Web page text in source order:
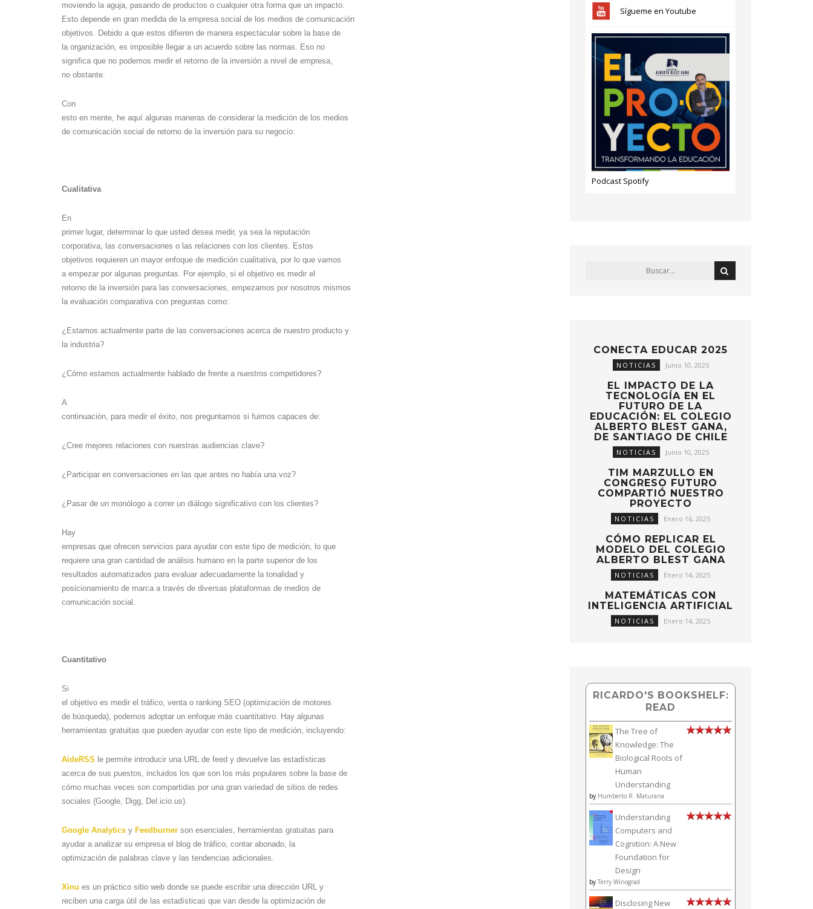
moviendo la aguja, pasando de productos o cualquier otra forma que un impacto.
Esto depende en gran medida de la empresa social de los medios de comunicación
objetivos. Debido a que estos difieren de manera espectacular sobre la base de
la organización, es imposible llegar a un acuerdo sobre las normas. Eso no
significa que no podemos medir el retorno de la inversión a nivel de empresa,
no obstante.
Con
esto en mente, he aquí algunas maneras de considerar la medición de los medios
de comunicación social de retorno de la inversión para su negocio:
Cualitativa
En
primer lugar, determinar lo que usted desea medir, ya sea la reputación
corporativa, las conversaciones o las relaciones con los clientes. Estos
objetivos requieren un mayor enfoque de medición cualitativa, por lo que vamos
a empezar por algunas preguntas. Por ejemplo, si el objetivo es medir el
retorno de la inversión para las conversaciones, empezamos por nosotros mismos
la evaluación comparativa con preguntas como:
¿Estamos actualmente parte de las conversaciones acerca de nuestro producto y
la industria?
¿Cómo estamos actualmente hablado de frente a nuestros competidores?
A
continuación, para medir el éxito, nos preguntamos si fuimos capaces de:
¿Cree mejores relaciones con nuestras audiencias clave?
¿Participar en conversaciones en las que antes no había una voz?
¿Pasar de un monólogo a correr un diálogo significativo con los clientes?
Hay
empresas que ofrecen servicios para ayudar con este tipo de medición, lo que
requiere una gran cantidad de análisis humano en la parte superior de los
resultados automatizados para evaluar adecuadamente la tonalidad y
posicionamiento de marca a través de diversas plataformas de medios de
comunicación social.
Cuantitativo
Si
el objetivo es medir el tráfico, venta o ranking SEO (optimización de motores
de búsqueda), podemos adoptar un enfoque más cuantitativo. Hay algunas
herramientas gratuitas que pueden ayudar con este tipo de medición, incluyendo:
AideRSS le permite introducir una URL de feed y devuelve las estadísticas
acerca de sus puestos, incluidos los que son los más populares sobre la base de
cómo muchas veces son compartidas por una gran variedad de sitios de redes
sociales (Google, Digg, Del.icio.us).
Google Analytics y Feedburner son esenciales, herramientas gratuitas para
ayudar a analizar su empresa el blog de tráfico, contar abonado, la
optimización de palabras clave y las tendencias adicionales.
Xinu es un práctico sitio web donde se puede escribir una dirección URL y
reciben una carga útil de las estadísticas que van desde la optimización de
Sígueme en Youtube
Podcast Spotify
CONECTA EDUCAR 2025
NOTICIAS Junio 10, 2025
EL IMPACTO DE LA
TECNOLOGÍA EN EL
FUTURO DE LA
EDUCACIÓN: EL COLEGIO
ALBERTO BLEST GANA,
DE SANTIAGO DE CHILE
NOTICIAS Junio 10, 2025
TIM MARZULLO EN
CONGRESO FUTURO
COMPARTIÓ NUESTRO
PROYECTO
NOTICIAS Enero 16, 2025
CÓMO REPLICAR EL
MODELO DEL COLEGIO
ALBERTO BLEST GANA
NOTICIAS Enero 14, 2025
MATEMÁTICAS CON
INTELIGENCIA ARTIFICIAL
NOTICIAS Enero 14, 2025
RICARDO'S BOOKSHELF:
READ
The Tree of
Knowledge: The
Biological Roots of
Human
Understanding
by Humberto R. Maturana
Understanding
Computers and
Cognition: A New
Foundation for
Design
by Terry Winograd
Disclosing New